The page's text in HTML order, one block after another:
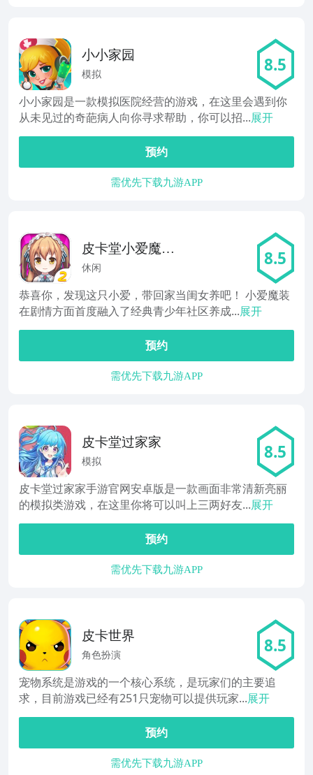
小小家园
模拟 8.5
小小家园是一款模拟医院经营的游戏，在这里会遇到你
从未见过的奇葩病人向你寻求帮助，你可以招...展开
预约
需优先下载九游APP
皮卡堂小爱魔装
第2话
休闲 8.5
恭喜你，发现这只小爱，带回家当闺女养吧！ 小爱魔装
在剧情方面首度融入了经典青少年社区养成...展开
预约
需优先下载九游APP
皮卡堂过家家
模拟 8.5
皮卡堂过家家手游官网安卓版是一款画面非常清新亮丽
的模拟类游戏，在这里你将可以叫上三两好友...展开
预约
需优先下载九游APP
皮卡世界
角色扮演 8.5
宠物系统是游戏的一个核心系统，是玩家们的主要追
求，目前游戏已经有251只宠物可以提供玩家...展开
预约
需优先下载九游APP